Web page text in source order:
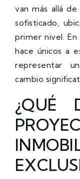
van más allá
sofisticado,
primer nivel.
hace únicos a
representar
cambio
¿QUÉ